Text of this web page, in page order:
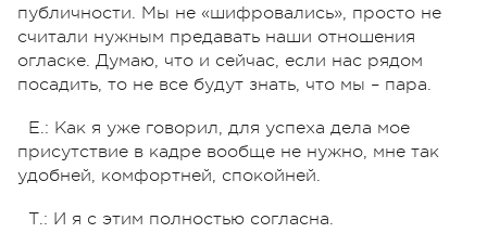
публичности. Мы не «шифровались», просто не
считали нужным предавать наши отношения
огласке. Думаю, что и сейчас, если нас рядом
посадить, то не все будут знать, что мы – пара.
Е.: Как я уже говорил, для успеха дела мое
присутствие в кадре вообще не нужно, мне так
удобней, комфортней, спокойней.
Т.: И я с этим полностью согласна.